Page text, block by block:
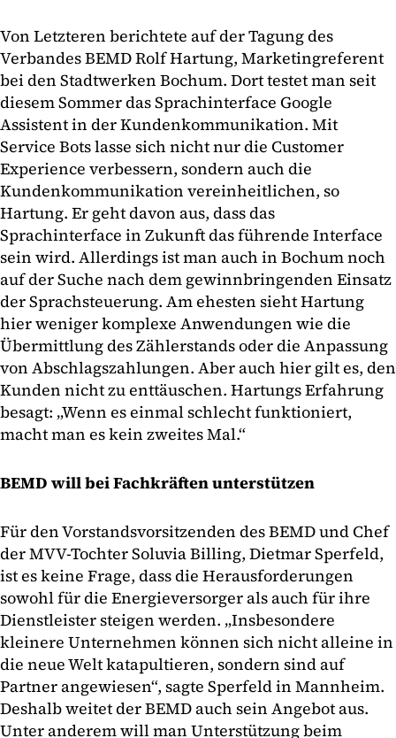
Von Letzteren berichtete auf der Tagung des
Verbandes BEMD Rolf Hartung, Marketingreferent
bei den Stadtwerken Bochum. Dort testet man seit
diesem Sommer das Sprachinterface Google
Assistent in der Kundenkommunikation. Mit
Service Bots lasse sich nicht nur die Customer
Experience verbessern, sondern auch die
Kundenkommunikation vereinheitlichen, so
Hartung. Er geht davon aus, dass das
Sprachinterface in Zukunft das führende Interface
sein wird. Allerdings ist man auch in Bochum noch
auf der Suche nach dem gewinnbringenden Einsatz
der Sprachsteuerung. Am ehesten sieht Hartung
hier weniger komplexe Anwendungen wie die
Übermittlung des Zählerstands oder die Anpassung
von Abschlagszahlungen. Aber auch hier gilt es, den
Kunden nicht zu enttäuschen. Hartungs Erfahrung
besagt: „Wenn es einmal schlecht funktioniert,
macht man es kein zweites Mal.“
BEMD will bei Fachkräften unterstützen
Für den Vorstandsvorsitzenden des BEMD und Chef
der MVV-Tochter Soluvia Billing, Dietmar Sperfeld,
ist es keine Frage, dass die Herausforderungen
sowohl für die Energieversorger als auch für ihre
Dienstleister steigen werden. „Insbesondere
kleinere Unternehmen können sich nicht alleine in
die neue Welt katapultieren, sondern sind auf
Partner angewiesen“, sagte Sperfeld in Mannheim.
Deshalb weitet der BEMD auch sein Angebot aus.
Unter anderem will man Unterstützung beim